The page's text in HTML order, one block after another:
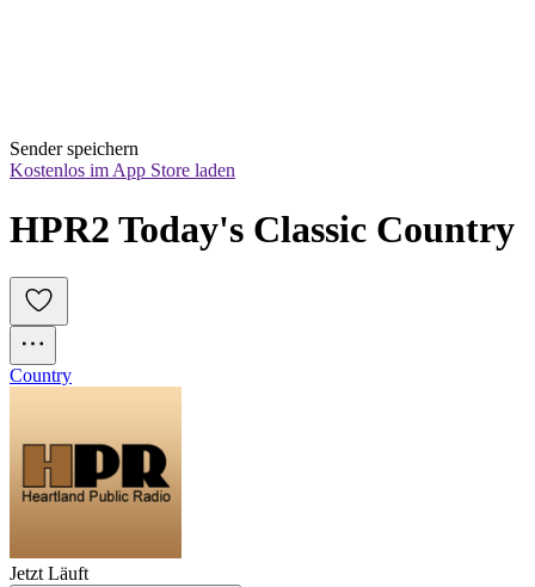
Sender speichern
Kostenlos im App Store laden
HPR2 Today's Classic Country
Country
Jetzt Läuft